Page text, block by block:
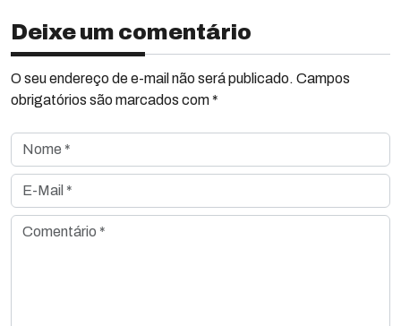
Deixe um comentário
O seu endereço de e-mail não será publicado. Campos
obrigatórios são marcados com *
Nome *
E-Mail *
Comentário *